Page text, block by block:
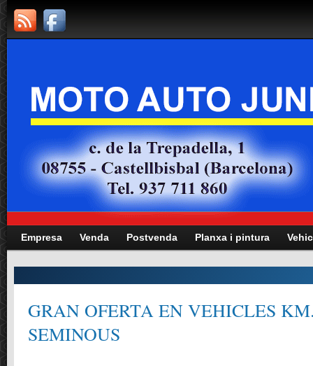
Empresa Venda Postvenda Planxa i pintura
GRAN OFERTA EN VEHICLES
SEMINOUS